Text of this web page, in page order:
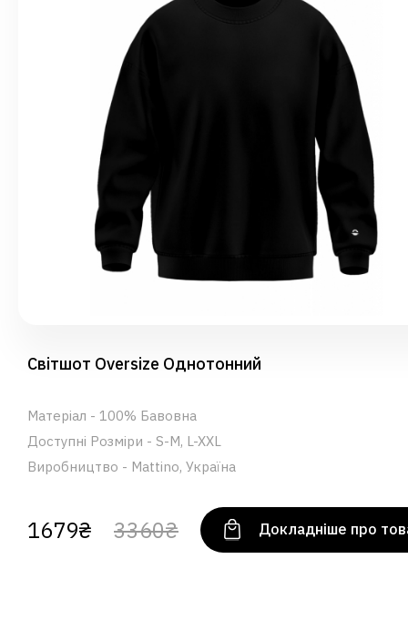
Світшот Oversize Однотонний
Матеріал - 100% Бавовна
Доступні Розміри - S-M, L-XXL
Виробництво - Mattino, Україна
1679₴ 3360₴ Докладніше про